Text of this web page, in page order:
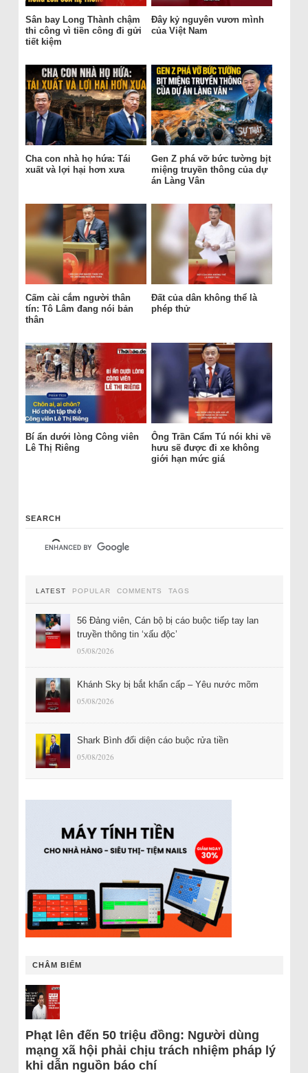
Sân bay Long Thành chậm
thi công vì tiền công đi gửi
tiết kiệm
Đây kỷ nguyên vươn mình
của Việt Nam
Cha con nhà họ hứa: Tái
xuất và lợi hại hơn xưa
Gen Z phá vỡ bức tường bịt
miệng truyền thông của dự
án Làng Vân
Cấm cài cắm người thân
tín: Tô Lâm đang nói bản
thân
Đất của dân không thể là
phép thử
Bí ẩn dưới lòng Công viên
Lê Thị Riêng
Ông Trần Cẩm Tú nói khi về
hưu sẽ được đi xe không
giới hạn mức giá
SEARCH
LATEST POPULAR COMMENTS TAGS
56 Đảng viên, Cán bộ bị cáo buộc tiếp tay lan
truyền thông tin ‘xấu độc’
05/08/2026
Khánh Sky bị bắt khẩn cấp – Yêu nước mõm
05/08/2026
Shark Bình đối diện cáo buộc rửa tiền
05/08/2026
CHÂM BIẾM
Phạt lên đến 50 triệu đồng: Người dùng
mạng xã hội phải chịu trách nhiệm pháp lý
khi dẫn nguồn báo chí